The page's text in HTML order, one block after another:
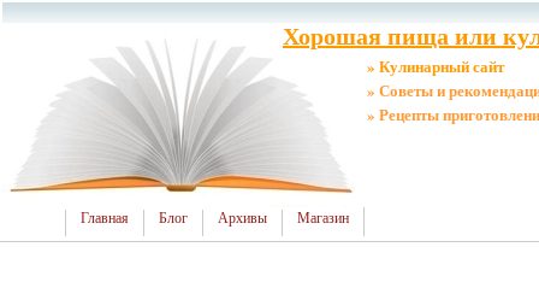
Хорошая пища или
» Кулинарный сайт
» Советы и
» Рецепты
Главная Блог Архивы Магазин